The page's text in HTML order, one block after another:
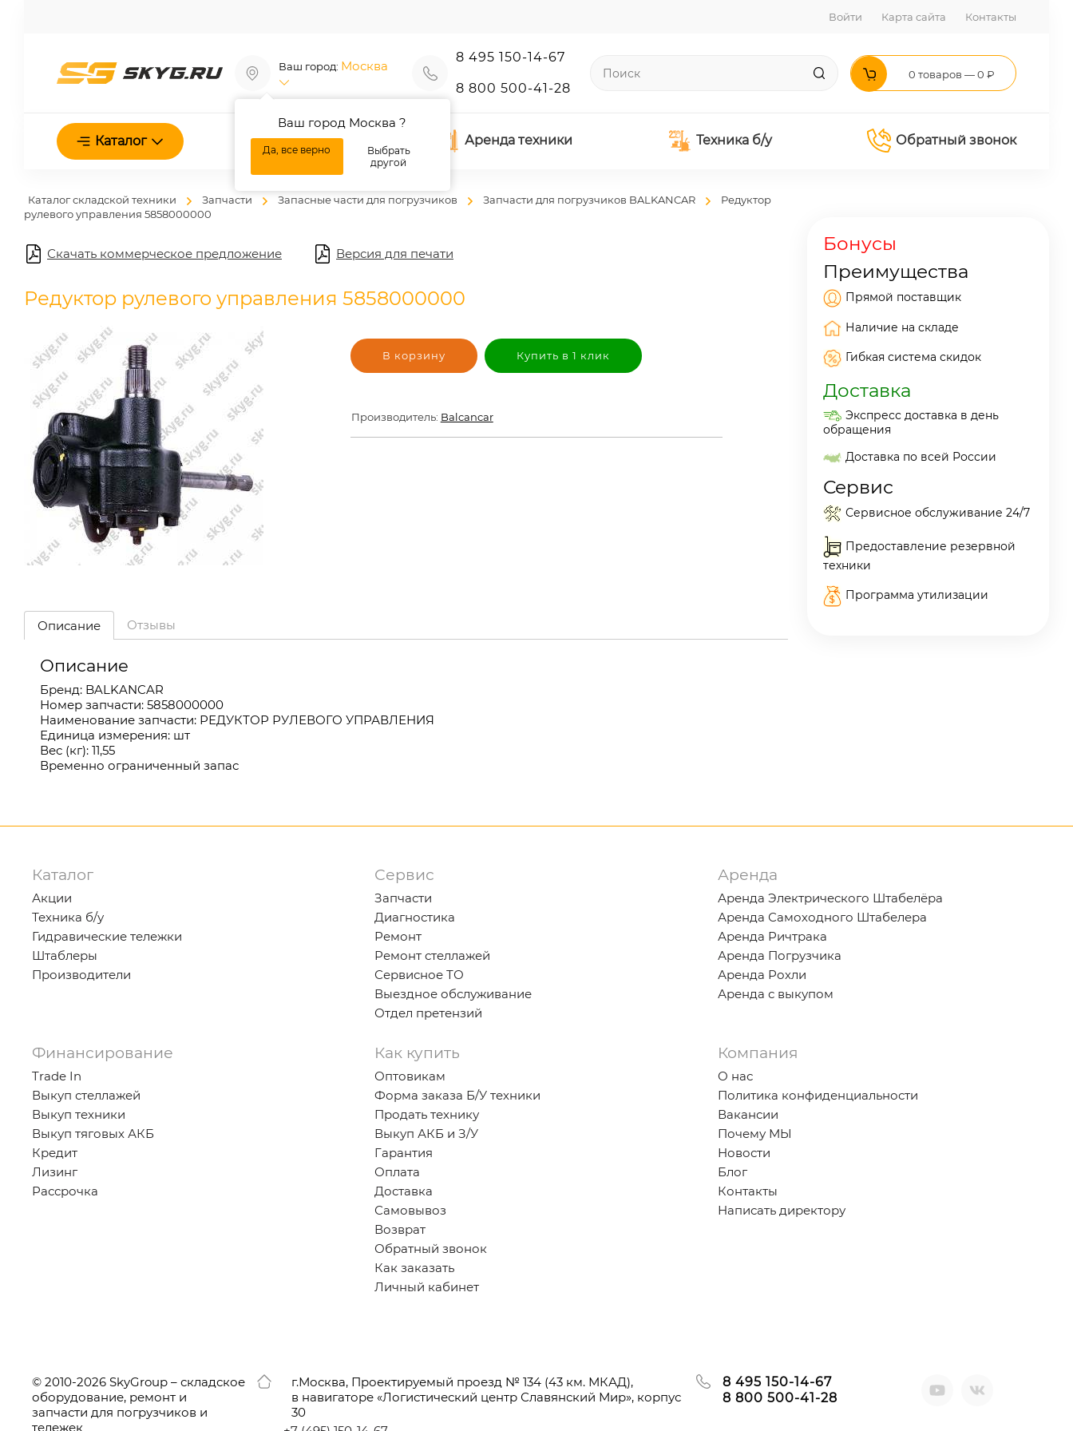
Войти Карта сайта Контакты
Ваш город: Москва
Ваш город Москва ?
Да, все верно
Выбрать
другой
8 495 150-14-67
8 800 500-41-28
0 товаров — 0 ₽
Каталог О нас Аренда техники Техника б/у Обратный звонок
Каталог складской техники Запчасти Запасные части для погрузчиков Запчасти для погрузчиков BALKANCAR
Редуктор
рулевого управления 5858000000
Скачать коммерческое предложение Версия для печати
Редуктор рулевого управления 5858000000
В корзину Купить в 1 клик
Производитель: Balcancar
Описание Отзывы
Описание
Бренд: BALKANCAR
Номер запчасти: 5858000000
Наименование запчасти: РЕДУКТОР РУЛЕВОГО УПРАВЛЕНИЯ
Единица измерения: шт
Вес (кг): 11,55
Временно ограниченный запас
Бонусы
Преимущества
Прямой поставщик
Наличие на складе
Гибкая система скидок
Доставка
Экспресс доставка в день
обращения
Доставка по всей России
Сервис
Сервисное обслуживание 24/7
Предоставление резервной
техники
Программа утилизации
Каталог
Акции
Техника б/у
Гидравические тележки
Штаблеры
Производители
Сервис
Запчасти
Диагностика
Ремонт
Ремонт стеллажей
Сервисное ТО
Выездное обслуживание
Отдел претензий
Аренда
Аренда Электрического Штабелёра
Аренда Самоходного Штабелера
Аренда Ричтрака
Аренда Погрузчика
Аренда Рохли
Аренда с выкупом
Финансирование
Trade In
Выкуп стеллажей
Выкуп техники
Выкуп тяговых АКБ
Кредит
Лизинг
Рассрочка
Как купить
Оптовикам
Форма заказа Б/У техники
Продать технику
Выкуп АКБ и З/У
Гарантия
Оплата
Доставка
Самовывоз
Возврат
Обратный звонок
Как заказать
Личный кабинет
Компания
О нас
Политика конфиденциальности
Вакансии
Почему МЫ
Новости
Блог
Контакты
Написать директору
© 2010-2026 SkyGroup – складское
оборудование, ремонт и
запчасти для погрузчиков и
тележек
г.Москва, Проектируемый проезд № 134 (43 км. МКАД),
в навигаторе «Логистический центр Славянский Мир», корпус
30
8 495 150-14-67
8 800 500-41-28